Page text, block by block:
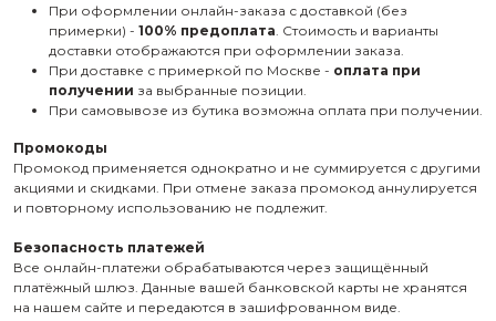
При оформлении онлайн-заказа с доставкой (без
примерки) - 100% предоплата. Стоимость и варианты
доставки отображаются при оформлении заказа.
При доставке с примеркой по Москве - оплата при
получении за выбранные позиции.
При самовывозе из бутика возможна оплата при получении.
Промокоды
Промокод применяется однократно и не суммируется с другими
акциями и скидками. При отмене заказа промокод аннулируется
и повторному использованию не подлежит.
Безопасность платежей
Все онлайн-платежи обрабатываются через защищённый
платёжный шлюз. Данные вашей банковской карты не хранятся
на нашем сайте и передаются в зашифрованном виде.